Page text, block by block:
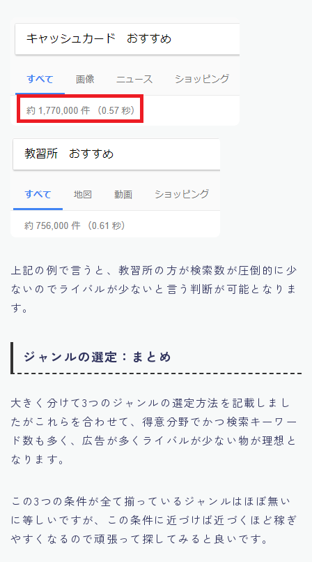
上記の例で言うと、教習所の方が検索数が圧倒的に少
ないのでライバルが少ないと言う判断が可能となりま
す。
ジャンルの選定：まとめ
大きく分けて3つのジャンルの選定方法を記載しまし
たがこれらを合わせて、得意分野でかつ検索キーワー
ド数も多く、広告が多くライバルが少ない物が理想と
なります。
この3つの条件が全て揃っているジャンルはほぼ無い
に等しいですが、この条件に近づけば近づくほど稼ぎ
やすくなるので頑張って探してみると良いです。